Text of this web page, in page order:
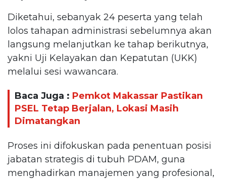
Diketahui, sebanyak 24 peserta yang telah
lolos tahapan administrasi sebelumnya akan
langsung melanjutkan ke tahap berikutnya,
yakni Uji Kelayakan dan Kepatutan (UKK)
melalui sesi wawancara.
Baca Juga : Pemkot Makassar Pastikan
PSEL Tetap Berjalan, Lokasi Masih
Dimatangkan
Proses ini difokuskan pada penentuan posisi
jabatan strategis di tubuh PDAM, guna
menghadirkan manajemen yang profesional,